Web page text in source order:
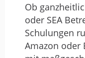
Mit großer
Herr Fritze
Intelligenz die
grundlegend
Ob
oder SEA
Schulungen
Amazon oder